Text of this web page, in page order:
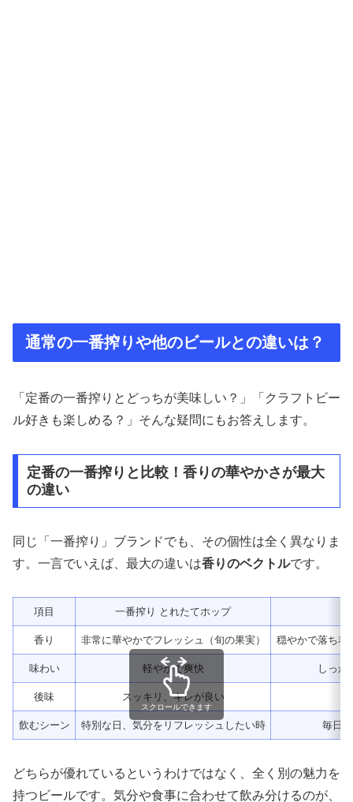
通常の一番搾りや他のビールとの違いは？
「定番の一番搾りとどっちが美味しい？」「クラフトビー
ル好きも楽しめる？」そんな疑問にもお答えします。
定番の一番搾りと比較！香りの華やかさが最大
の違い
同じ「一番搾り」ブランドでも、その個性は全く異なりま
す。一言でいえば、最大の違いは香りのベクトルです。
項目 一番搾り とれたてホップ
香り 非常に華やかでフレッシュ（旬の果実） 穏やかで落ち着
味わい 軽やかで爽快 しっか
後味 スッキリ、キレが良い
飲むシーン 特別な日、気分をリフレッシュしたい時 毎日
スクロールできます
どちらが優れているというわけではなく、全く別の魅力を
持つビールです。気分や食事に合わせて飲み分けるのが、